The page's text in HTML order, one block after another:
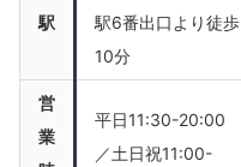
駅
駅6番出口より徒歩
10分
営
業
平日11:30-20:00
／土日祝11:00-